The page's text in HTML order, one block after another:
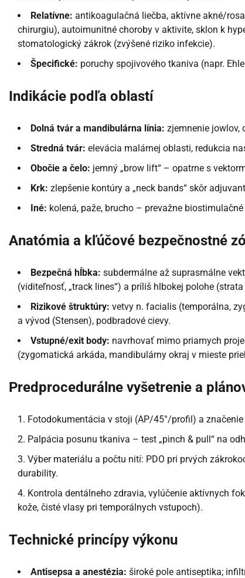
Relatívne: antikoagulačná liečba, aktívne akné/
chirurgiu), autoimunitné choroby v aktivite, sklon k
stomatologický zákrok (zvýšené riziko infekcie).
Špecifické: poruchy spojivového tkaniva (napr.
Indikácie podľa oblastí
Dolná tvár a mandibulárna línia: zjemnenie jowlov,
Stredná tvár: elevácia malárnej oblasti, redukcia
Obočie a čelo: jemný „brow lift“ – opatrne s
Krk: zlepšenie kontúry a „neck bands“ skôr
Iné: kolená, paže, brucho – prevažne
Anatómia a kľúčové bezpečnostné
Bezpečná hĺbka: subdermálne až suprasmálne
(viditeľnosť, „track lines“) a príliš hlbokej polohe
Rizikové štruktúry: vetvy n. facialis (temporálna,
a vývod (Stensen), podbradové cievy.
Vstupné/exit body: navrhovať mimo priamych
(zygomatická arkáda, mandibulárny okraj v mieste
Predprocedurálne vyšetrenie a
Fotodokumentácia v stoji (AP/45°/profil) a
Palpácia posunu tkaniva – test „pinch & pull“ na
Výber materiálu a počtu nití: PDO pri prvých
durability.
Kontrola dentálneho zdravia, vylúčenie aktívnych
kože, čisté vlasy pri temporálnych vstupoch).
Technické princípy výkonu
Antisepsa a anestézia: široké pole antiseptika;